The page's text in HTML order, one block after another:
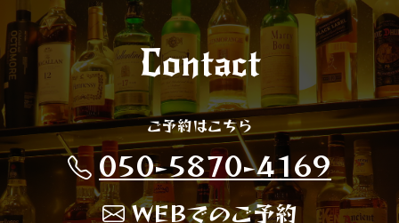
Contact
ご予約はこちら
050-5870-4169
WEBでのご予約